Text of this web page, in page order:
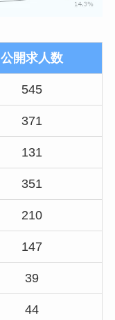
公開求人数
545
371
131
351
210
147
39
44